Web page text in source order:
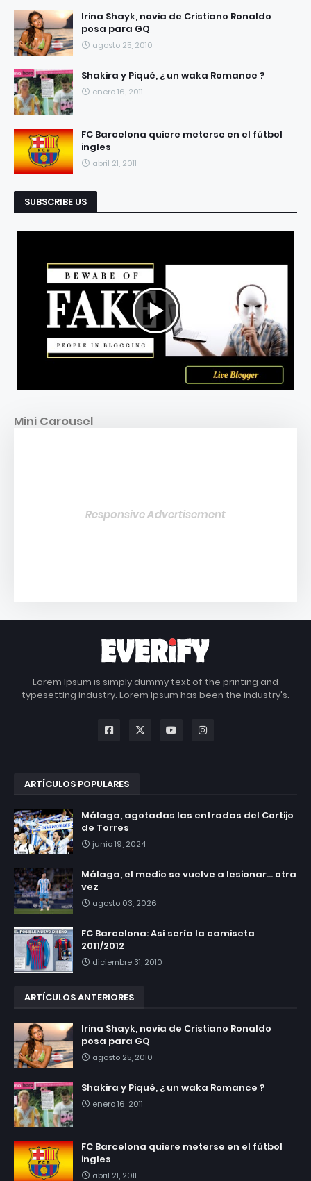
RECIENTES
Irina Shayk, novia de Cristiano Ronaldo
posa para GQ
agosto 25, 2010
Shakira y Piqué, ¿ un waka Romance ?
enero 16, 2011
FC Barcelona quiere meterse en el fútbol
ingles
abril 21, 2011
SUBSCRIBE US
Mini Carousel
Responsive Advertisement
Lorem Ipsum is simply dummy text of the printing and
typesetting industry. Lorem Ipsum has been the industry's.
ARTÍCULOS POPULARES
Málaga, agotadas las entradas del Cortijo
de Torres
junio 19, 2024
Málaga, el medio se vuelve a lesionar... otra
vez
agosto 03, 2026
FC Barcelona: Así sería la camiseta
2011/2012
diciembre 31, 2010
ARTÍCULOS ANTERIORES
Irina Shayk, novia de Cristiano Ronaldo
posa para GQ
agosto 25, 2010
Shakira y Piqué, ¿ un waka Romance ?
enero 16, 2011
FC Barcelona quiere meterse en el fútbol
ingles
abril 21, 2011